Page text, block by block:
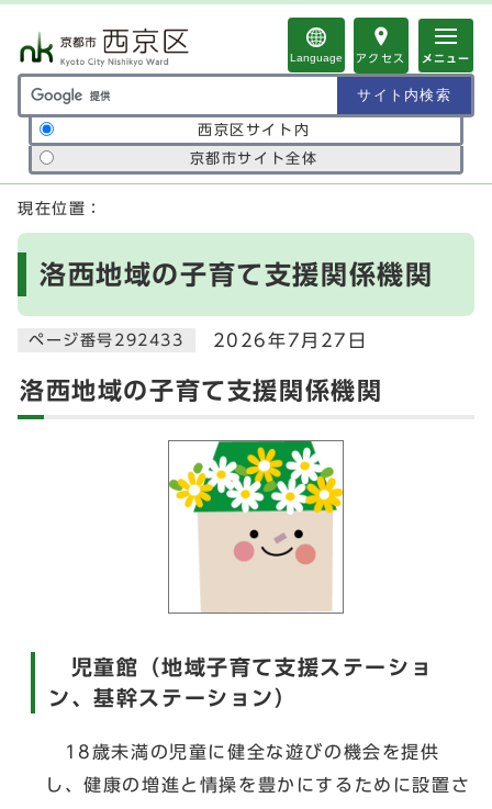
Language アクセス メニュー
サイト内検索の範囲
西京区サイト内
京都市サイト全体
ここから本文です
現在位置：
洛西地域の子育て支援関係機関
ページ番号292433 2026年7月27日
洛西地域の子育て支援関係機関
児童館（地域子育て支援ステーショ
ン、基幹ステーション）
18歳未満の児童に健全な遊びの機会を提供
し、健康の増進と情操を豊かにするために設置さ